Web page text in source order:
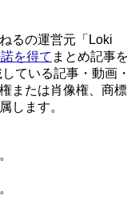
るの運営元「Loki
を得て まとめ記事を
ている記事・動画・
または肖像権、商
します。